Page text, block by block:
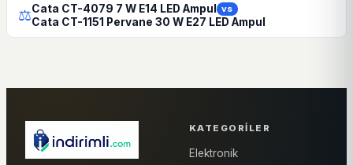
⚖Cata CT-4079 7 W E14 LED Ampul vs
Cata CT-1151 Pervane 30 W E27 LED Ampul
KATEGORILER
Elektronik